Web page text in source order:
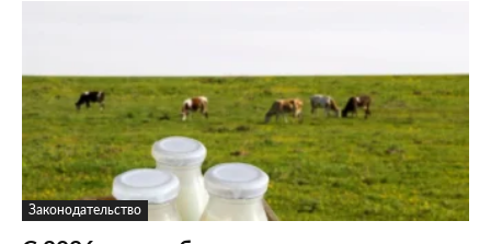
Законодательство